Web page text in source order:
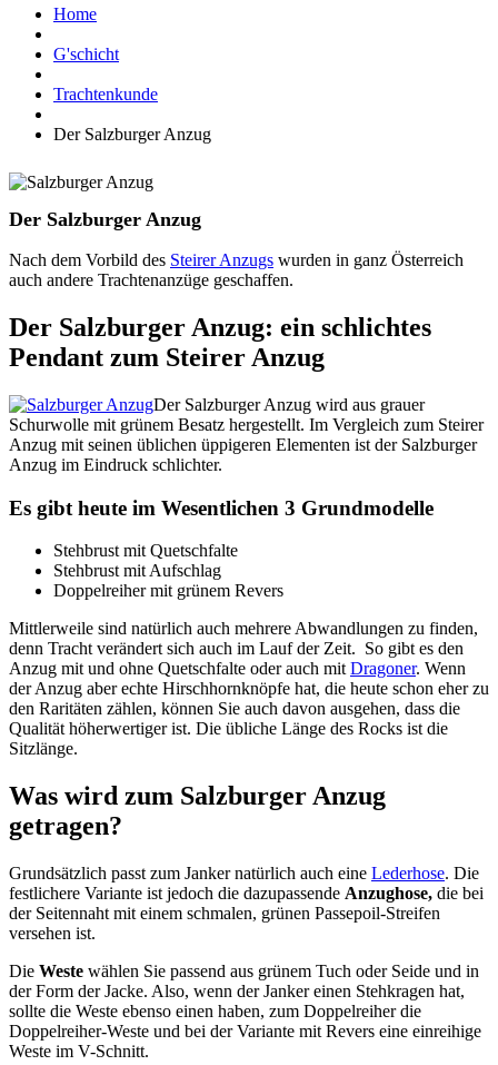
Home
G'schicht
Trachtenkunde
Der Salzburger Anzug
Der Salzburger Anzug
Nach dem Vorbild des Steirer Anzugs wurden in ganz Österreich
auch andere Trachtenanzüge geschaffen.
Der Salzburger Anzug: ein schlichtes
Pendant zum Steirer Anzug
Der Salzburger Anzug wird aus grauer
Schurwolle mit grünem Besatz hergestellt. Im Vergleich zum Steirer
Anzug mit seinen üblichen üppigeren Elementen ist der Salzburger
Anzug im Eindruck schlichter.
Es gibt heute im Wesentlichen 3 Grundmodelle
Stehbrust mit Quetschfalte
Stehbrust mit Aufschlag
Doppelreiher mit grünem Revers
Mittlerweile sind natürlich auch mehrere Abwandlungen zu finden,
denn Tracht verändert sich auch im Lauf der Zeit. So gibt es den
Anzug mit und ohne Quetschfalte oder auch mit Dragoner. Wenn
der Anzug aber echte Hirschhornknöpfe hat, die heute schon eher zu
den Raritäten zählen, können Sie auch davon ausgehen, dass die
Qualität höherwertiger ist. Die übliche Länge des Rocks ist die
Sitzlänge.
Was wird zum Salzburger Anzug
getragen?
Grundsätzlich passt zum Janker natürlich auch eine Lederhose. Die
festlichere Variante ist jedoch die dazupassende Anzughose, die bei
der Seitennaht mit einem schmalen, grünen Passepoil-Streifen
versehen ist.
Die Weste wählen Sie passend aus grünem Tuch oder Seide und in
der Form der Jacke. Also, wenn der Janker einen Stehkragen hat,
sollte die Weste ebenso einen haben, zum Doppelreiher die
Doppelreiher-Weste und bei der Variante mit Revers eine einreihige
Weste im V-Schnitt.